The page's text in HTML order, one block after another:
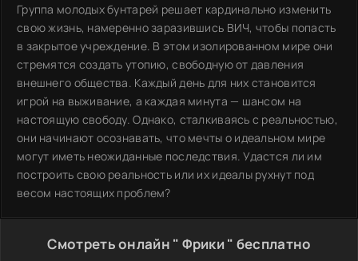
Группа молодых бунтарей решает кардинально изменить
свою жизнь, намеренно заразившись ВИЧ, чтобы попасть
в закрытое учреждение. В этом изолированном мире они
стремятся создать утопию, свободную от давления
внешнего общества. Каждый день для них становится
игрой на выживание, а каждая минута — шансом на
настоящую свободу. Однако, сталкиваясь с реальностью,
они начинают осознавать, что мечты о идеальном мире
могут иметь неожиданные последствия. Удастся ли им
построить свою реальность или их идеалы рухнут под
весом настоящих проблем?
Смотреть онлайн " Фрики " бесплатно